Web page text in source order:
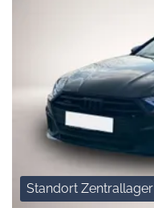
Standort Zentrallager